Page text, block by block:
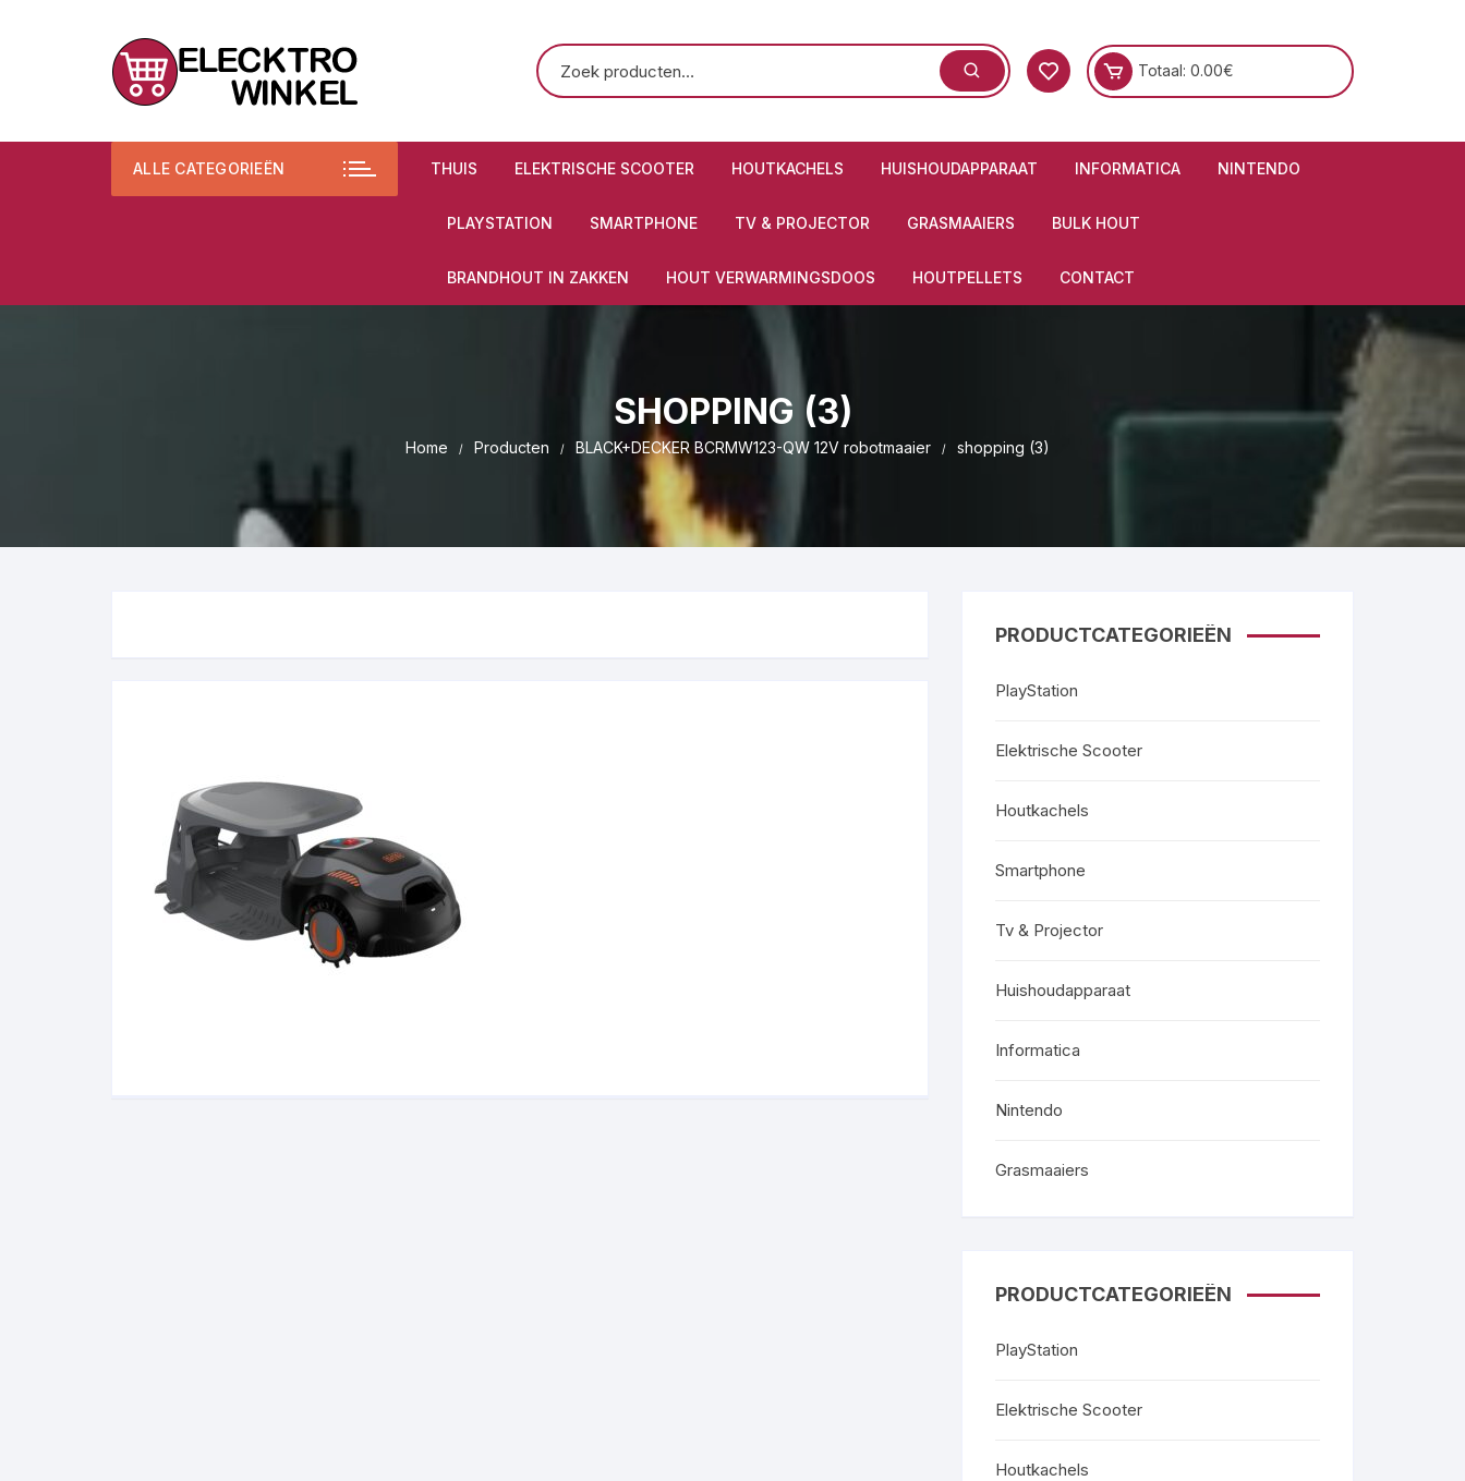
Totaal: 0.00€
ALLE CATEGORIEËN THUIS ELEKTRISCHE SCOOTER HOUTKACHELS HUISHOUDAPPARAAT INFORMATICA NINTENDO
PLAYSTATION SMARTPHONE TV & PROJECTOR GRASMAAIERS BULK HOUT
BRANDHOUT IN ZAKKEN HOUT VERWARMINGSDOOS HOUTPELLETS CONTACT
SHOPPING (3)
Home Producten BLACK+DECKER BCRMW123-QW 12V robotmaaier shopping (3)
PRODUCTCATEGORIEËN
PlayStation
Elektrische Scooter
Houtkachels
Smartphone
Tv & Projector
Huishoudapparaat
Informatica
Nintendo
Grasmaaiers
PRODUCTCATEGORIEËN
PlayStation
Elektrische Scooter
Houtkachels